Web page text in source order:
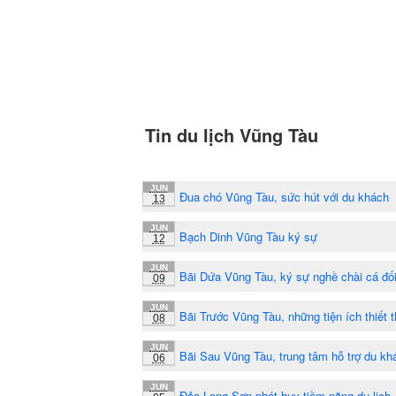
Tin du lịch Vũng Tàu
JUN
13 Đua chó Vũng Tàu, sức hút với du khách
JUN
12 Bạch Dinh Vũng Tàu ký sự
JUN
09 Bãi Dứa Vũng Tàu, ký sự nghề chài cá đối
JUN
08 Bãi Trước Vũng Tàu, những tiện ích thiết
JUN
06 Bãi Sau Vũng Tàu, trung tâm hỗ trợ du
JUN